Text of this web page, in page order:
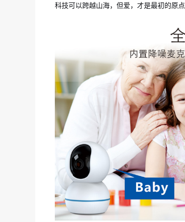
科技可以跨越山海，但爱，才是最初的原点